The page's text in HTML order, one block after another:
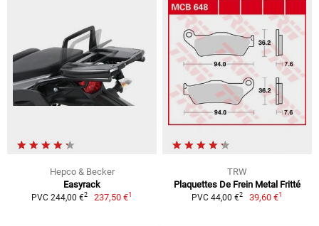
Hepco & Becker
Easyrack
PVC 244,00 €2 237,50 €1
TRW
Plaquettes De Frein Metal Fritté
PVC 44,00 €2 39,60 €1